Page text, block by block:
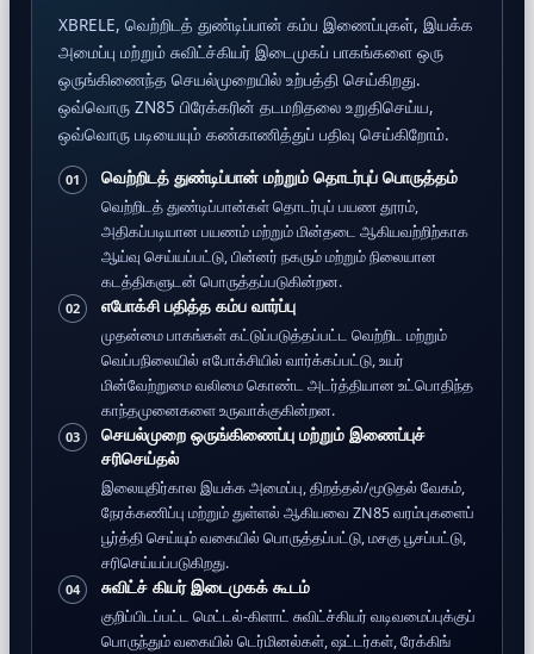
XBRELE, வெற்றிடத் துண்டிப்பான் கம்ப இணைப்புகள், இயக்க
அமைப்பு மற்றும் சுவிட்ச்கியர் இடைமுகப் பாகங்களை ஒரு
ஒருங்கிணைந்த செயல்முறையில் உற்பத்தி செய்கிறது.
ஒவ்வொரு ZN85 பிரேக்கரின் தடமறிதலை உறுதிசெய்ய,
ஒவ்வொரு படியையும் கண்காணித்துப் பதிவு செய்கிறோம்.
01 வெற்றிடத் துண்டிப்பான் மற்றும் தொடர்புப் பொருத்தம்
வெற்றிடத் துண்டிப்பான்கள் தொடர்புப் பயண தூரம்,
அதிகப்படியான பயணம் மற்றும் மின்தடை ஆகியவற்றிற்காக
ஆய்வு செய்யப்பட்டு, பின்னர் நகரும் மற்றும் நிலையான
கடத்திகளுடன் பொருத்தப்படுகின்றன.
02 எபோக்சி பதித்த கம்ப வார்ப்பு
முதன்மை பாகங்கள் கட்டுப்படுத்தப்பட்ட வெற்றிட மற்றும்
வெப்பநிலையில் எபோக்சியில் வார்க்கப்பட்டு, உயர்
மின்வேற்றுமை வலிமை கொண்ட அடர்த்தியான உட்பொதிந்த
காந்தமுனைகளை உருவாக்குகின்றன.
03
செயல்முறை ஒருங்கிணைப்பு மற்றும் இணைப்புச்
சரிசெய்தல்
இலையுதிர்கால இயக்க அமைப்பு, திறத்தல்/மூடுதல் வேகம்,
நேரக்கணிப்பு மற்றும் துள்ளல் ஆகியவை ZN85 வரம்புகளைப்
பூர்த்தி செய்யும் வகையில் பொருத்தப்பட்டு, மசகு பூசப்பட்டு,
சரிசெய்யப்படுகிறது.
04 சுவிட்ச் கியர் இடைமுகக் கூடம்
குறிப்பிடப்பட்ட மெட்டல்-கிளாட் சுவிட்ச்கியர் வடிவமைப்புக்குப்
பொருந்தும் வகையில் டெர்மினல்கள், ஷட்டர்கள், ரேக்கிங்